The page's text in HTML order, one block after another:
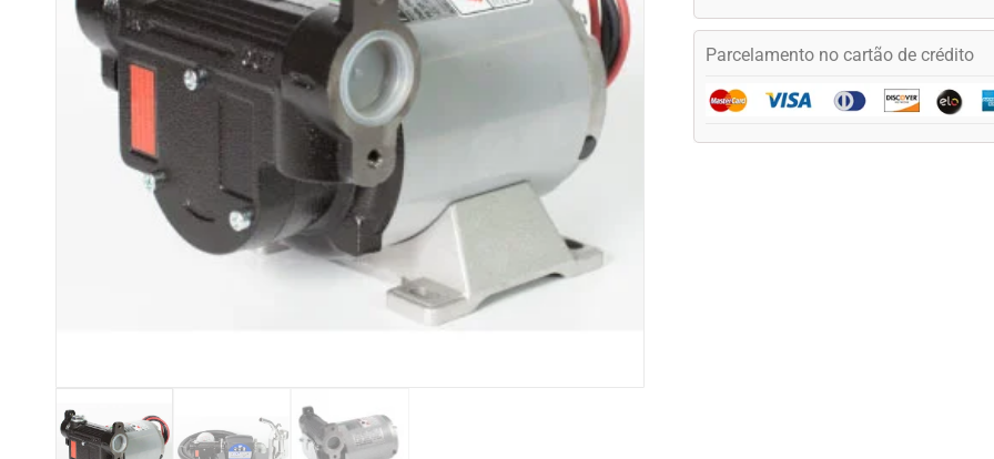
Parcelamento no cartão de crédito